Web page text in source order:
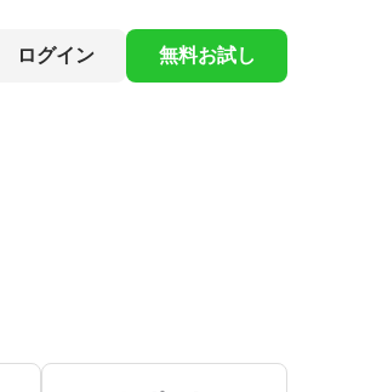
ログイン 無料お試し